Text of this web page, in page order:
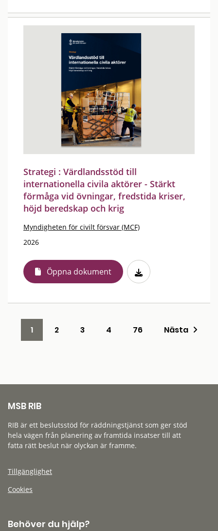
Strategi : Värdlandsstöd till
internationella civila aktörer - Stärkt
förmåga vid övningar, fredstida kriser,
höjd beredskap och krig
Myndigheten för civilt försvar (MCF)
2026
Öppna dokument
1 2 3 4 76 Nästa
MSB RIB
RIB är ett beslutsstöd för räddningstjänst som ger stöd
hela vägen från planering av framtida insatser till att
fatta rätt beslut när olyckan är framme.
Tillgänglighet
Cookies
Behöver du hjälp?